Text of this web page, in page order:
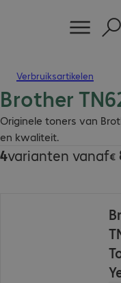
Verbruiksartikelen
Brother
Originele toners van
en kwaliteit.
4varianten vanaf€
€